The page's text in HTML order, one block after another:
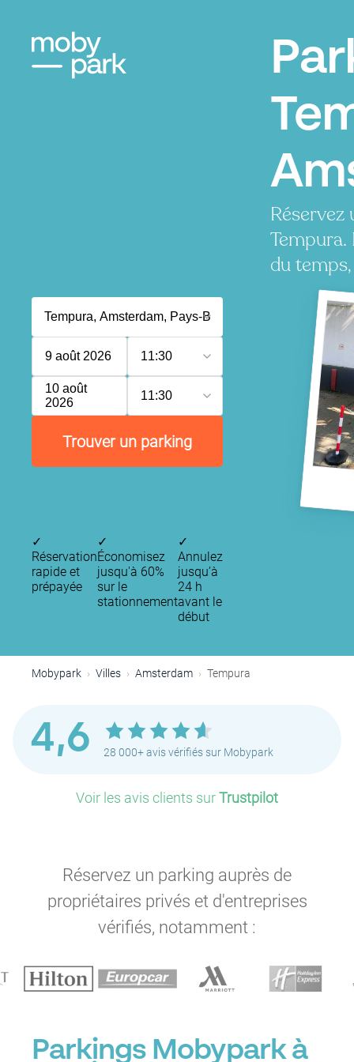
Tempura.
du
9 août 2026 11:30
10 août
2026
11:30
Trouver un parking
✓
Réservation
rapide et
prépayée
✓
Économisez
jusqu'à 60%
sur le
stationnement
✓
Annulez
jusqu’à
24 h
avant le
début
Mobypark Villes Amsterdam Tempura
4,6 28 000+ avis vérifiés sur Mobypark
Voir les avis clients surTrustpilot
Réservez un parking auprès de
propriétaires privés et d'entreprises
vérifiés, notamment :
Parkings Mobypark à
P
P
P
P